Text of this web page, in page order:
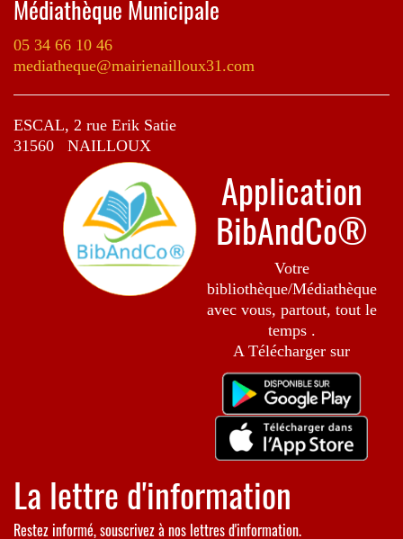
Médiathèque Municipale
05 34 66 10 46
mediatheque@mairienailloux31.com
ESCAL, 2 rue Erik Satie
31560 NAILLOUX
Application
BibAndCo®
Votre
bibliothèque/Médiathèque
avec vous, partout, tout le
temps .
A Télécharger sur
La lettre d'information
Restez informé, souscrivez à nos lettres d'information.